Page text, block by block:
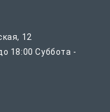
12
18:00 Суббота -